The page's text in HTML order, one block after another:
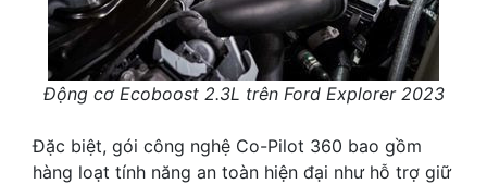
Động cơ Ecoboost 2.3L trên Ford Explorer 2023
Đặc biệt, gói công nghệ Co-Pilot 360 bao gồm
hàng loạt tính năng an toàn hiện đại như hỗ trợ giữ